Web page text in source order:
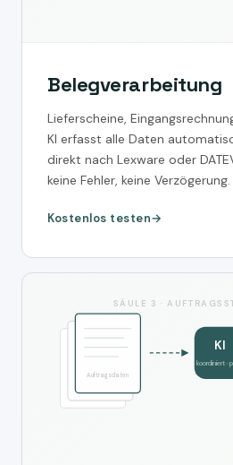
Belegverarbeitung
Lieferscheine,
KI erfasst alle Daten
direkt nach Lexware oder
keine Fehler, keine Verzögerung.
Kostenlos testen
SÄULE 3 ·
Auftragsdaten
KI
koordiniert ·